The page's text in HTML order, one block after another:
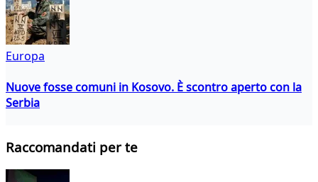
Europa
Nuove fosse comuni in Kosovo. È scontro aperto con la
Serbia
Raccomandati per te